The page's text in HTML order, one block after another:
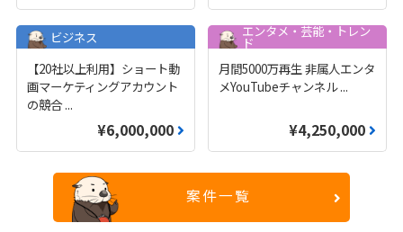
ビジネス
【20社以上利用】ショート動
画マーケティングアカウント
の競合...
¥6,000,000
エンタメ・芸能・トレン
ド
月間5000万再生 非属人エンタ
メYouTubeチャンネル...
¥4,250,000
案件一覧